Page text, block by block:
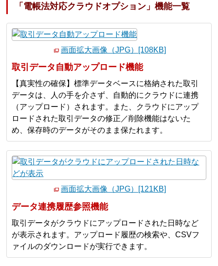
「電帳法対応クラウドオプション」機能一覧
画面拡大画像（JPG）[108KB]
取引データ自動アップロード機能
【真実性の確保】標準データベースに格納された取引
データは、人の手を介さず、自動的にクラウドに連携
（アップロード）されます。また、クラウドにアップ
ロードされた取引データの修正／削除機能はないた
め、保存時のデータがそのまま保たれます。
画面拡大画像（JPG）[121KB]
データ連携履歴参照機能
取引データがクラウドにアップロードされた日時など
が表示されます。アップロード履歴の検索や、CSVフ
ァイルのダウンロードが実行できます。